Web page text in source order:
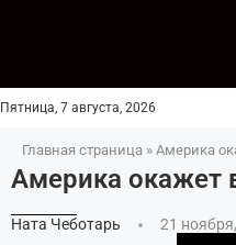
Пятница, 7 августа, 2026
Главная страница » Америка
Америка окажет
Ната Чеботарь 21